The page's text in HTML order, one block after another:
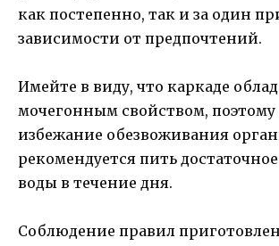
как постепенно, так и за один
зависимости от предпочтений.
Имейте в виду, что каркаде
мочегонным свойством, поэтому
избежание обезвоживания
рекомендуется пить
воды в течение дня.
Соблюдение правил